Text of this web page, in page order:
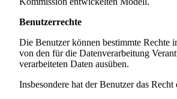
Benutzerrechte
Die Benutzer können bestimmte Rechte
von den für die Datenverarbeitung
verarbeiteten Daten ausüben.
Insbesondere hat der Benutzer das Recht